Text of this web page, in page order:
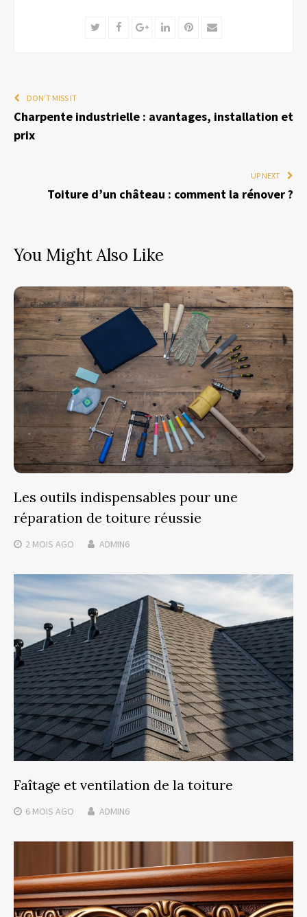
TwitterFacebookGoogle+LinkedInPinterest
Email
DON'T MISS IT
Charpente industrielle : avantages, installation et
prix
UP NEXT
Toiture d’un château : comment la rénover ?
You Might Also Like
Les outils indispensables pour une
réparation de toiture réussie
2 MOIS AGO ADMIN6
Faîtage et ventilation de la toiture
6 MOIS AGO ADMIN6